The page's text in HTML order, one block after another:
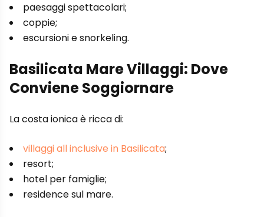
paesaggi spettacolari;
coppie;
escursioni e snorkeling.
Basilicata Mare Villaggi: Dove
Conviene Soggiornare
La costa ionica è ricca di:
villaggi all inclusive in Basilicata;
resort;
hotel per famiglie;
residence sul mare.